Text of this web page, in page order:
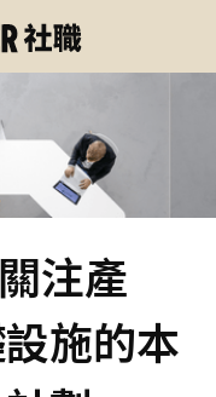
注產
施的本